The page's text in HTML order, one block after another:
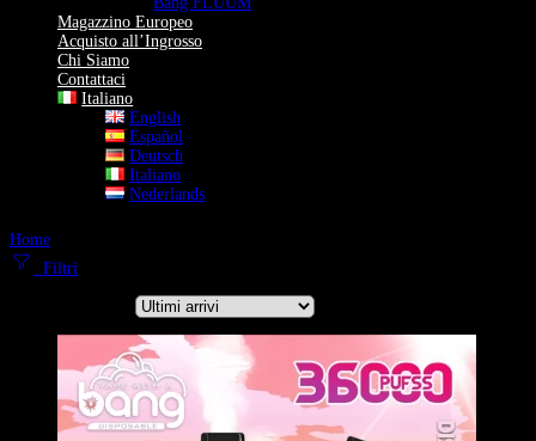
Magazzino Europeo
Acquisto all’Ingrosso
Chi Siamo
Contattaci
Italiano
English
Español
Deutsch
Italiano
Nederlands
Home
Filtri